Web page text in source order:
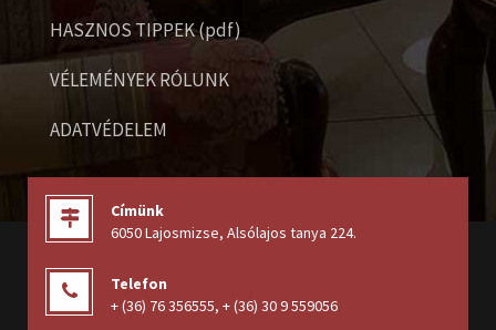
HASZNOS TIPPEK (pdf)
VÉLEMÉNYEK RÓLUNK
ADATVÉDELEM
Címünk
6050 Lajosmizse, Alsólajos tanya 224.
Telefon
+ (36) 76 356555, + (36) 30 9 559056